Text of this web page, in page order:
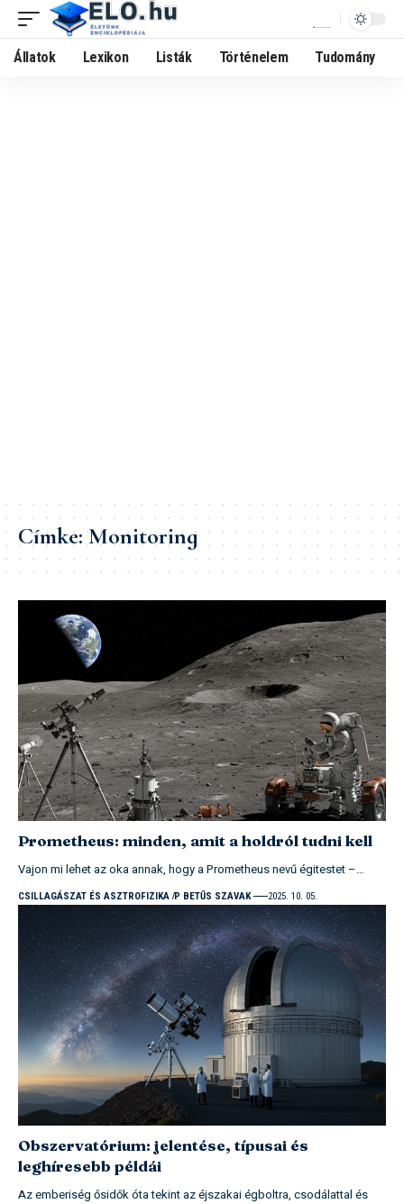
Állatok Lexikon Listák Történelem Tudomány
Címke:Monitoring
Prometheus: minden, amit a holdról tudni kell
Vajon mi lehet az oka annak, hogy a Prometheus nevű égitestet –…
CSILLAGÁSZAT ÉS ASZTROFIZIKA P BETŰS SZAVAK 2025. 10. 05.
Obszervatórium: jelentése, típusai és
leghíresebb példái
Az emberiség ősidők óta tekint az éjszakai égboltra, csodálattal és